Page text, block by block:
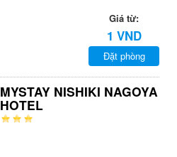
Giá từ:
1 VND
Đặt phòng
MYSTAY NISHIKI NAGOYA
HOTEL